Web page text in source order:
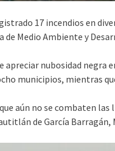
17 incendios en
de Medio Ambiente y
apreciar nubosidad negra
municipios, mientras
aún no se combaten
de García